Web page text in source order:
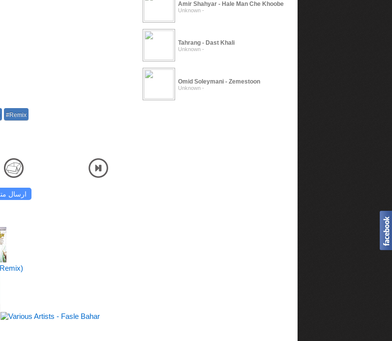
#Remix
Amir Shahyar - Hale Man Che Khoobe
Unknown -
Tahrang - Dast Khali
Unknown -
Omid Soleymani - Zemestoon
Unknown -